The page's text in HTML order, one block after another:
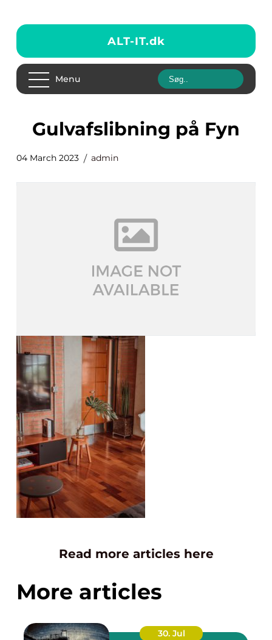
ALT-IT.dk
Menu
gulvafslibning på Fyn
04 March 2023 admin
Read more articles here
More articles
30. Jul